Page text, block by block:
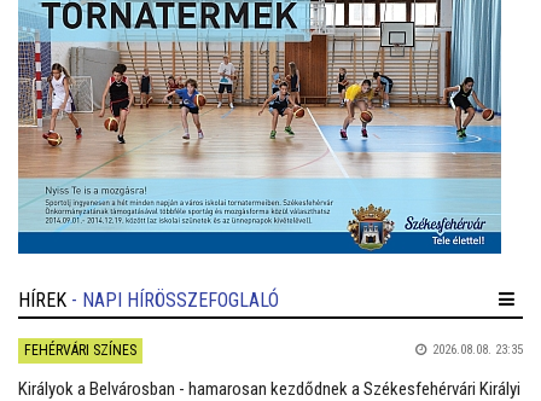
HÍREK - NAPI HÍRÖSSZEFOGLALÓ
FEHÉRVÁRI SZÍNES 2026.08.08. 23:35
Királyok a Belvárosban - hamarosan kezdődnek a Székesfehérvári Királyi